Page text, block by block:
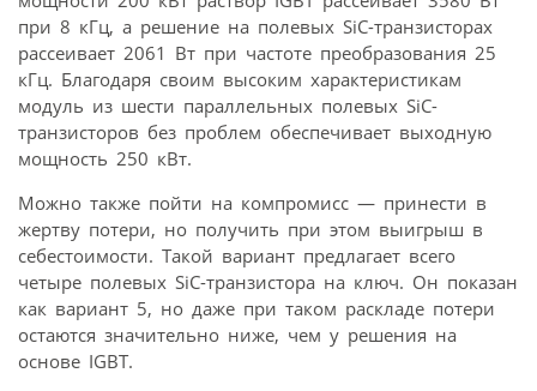
при 8 кГц, а решение на полевых SiC-транзисторах
рассеивает 2061 Вт при частоте преобразования 25
кГц. Благодаря своим высоким характеристикам
модуль из шести параллельных полевых SiC-
транзисторов без проблем обеспечивает выходную
мощность 250 кВт.
Можно также пойти на компромисс — принести в
жертву потери, но получить при этом выигрыш в
себестоимости. Такой вариант предлагает всего
четыре полевых SiC-транзистора на ключ. Он показан
как вариант 5, но даже при таком раскладе потери
остаются значительно ниже, чем у решения на
основе IGBT.